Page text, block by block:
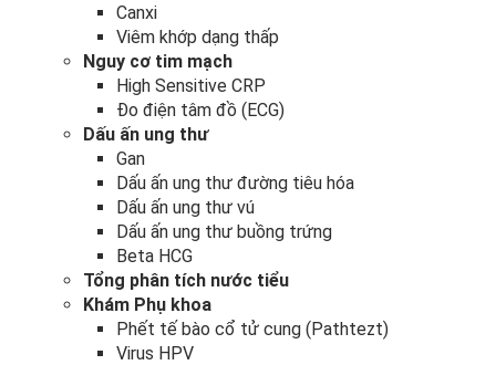
Canxi
Viêm khớp dạng thấp
Nguy cơ tim mạch
​High Sensitive CRP
Đo điện tâm đồ (ECG)
Dấu ấn ung thư
Gan
Dấu ấn ung thư đường tiêu hóa
Dấu ấn ung thư vú
Dấu ấn ung thư buồng trứng
Beta HCG
Tổng phân tích nước tiểu
Khám Phụ khoa
Phết tế bào cổ tử cung (Pathtezt)
Virus HPV